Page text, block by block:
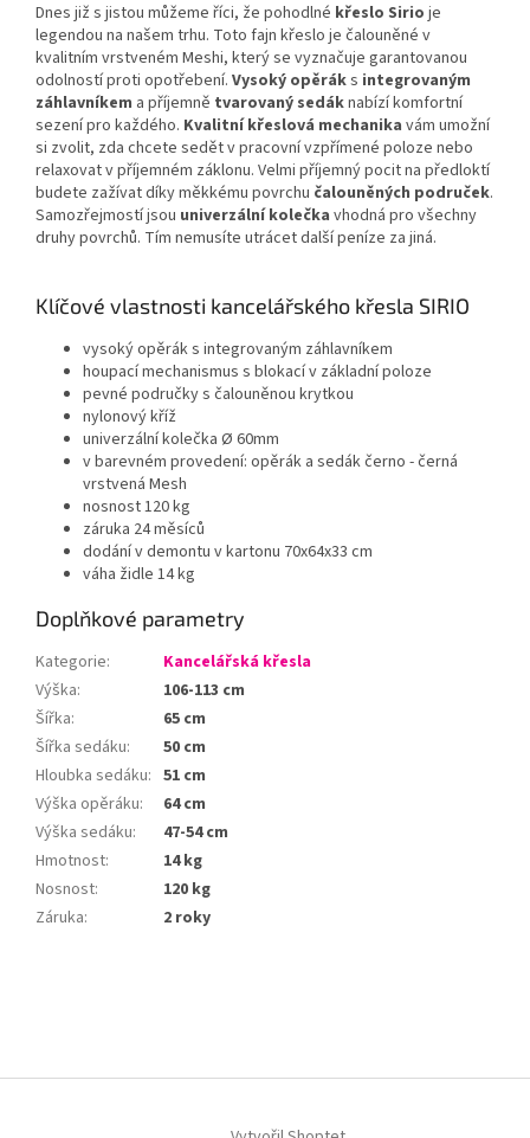
Dnes již s jistou můžeme říci, že pohodlné křeslo Sirio je
legendou na našem trhu. Toto fajn křeslo je čalouněné v
kvalitním vrstveném Meshi, který se vyznačuje garantovanou
odolností proti opotřebení. Vysoký opěráks integrovaným
záhlavníkem a příjemně tvarovaný sedáknabízí komfortní
sezení pro každého. Kvalitní křeslová mechanika vám umožní
si zvolit, zda chcete sedět v pracovní vzpřímené poloze nebo
relaxovat v příjemném záklonu. Velmi příjemný pocit na předloktí
budete zažívat díky měkkému povrchu čalouněných područek.
Samozřejmostí jsou univerzální kolečka vhodná pro všechny
druhy povrchů. Tím nemusíte utrácet další peníze za jiná.
Klíčové vlastnosti kancelářského křesla SIRIO
vysoký opěrák s integrovaným záhlavníkem
houpací mechanismus s blokací v základní poloze
pevné područky s čalouněnou krytkou
nylonový kříž
univerzální kolečka Ø 60mm
v barevném provedení: opěrák a sedák černo - černá
vrstvená Mesh
nosnost 120 kg
záruka 24 měsíců
dodání v demontu v kartonu 70x64x33 cm
váha židle 14 kg
Doplňkové parametry
Kategorie:
Kancelářská křesla
Výška:
106-113 cm
Šířka:
65 cm
Šířka sedáku:
50 cm
Hloubka sedáku: 51 cm
Výška opěráku:
64 cm
Výška sedáku:
47-54 cm
Hmotnost:
14 kg
Nosnost:
120 kg
Záruka: 2 roky